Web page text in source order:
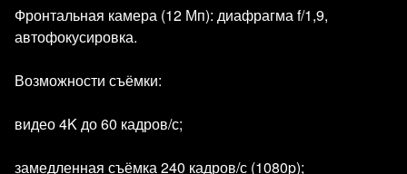
Фронтальная камера (12 Мп): диафрагма f/1,9,
автофокусировка.
Возможности съёмки:
видео 4K до 60 кадров/с;
замедленная съёмка 240 кадров/с (1080p);